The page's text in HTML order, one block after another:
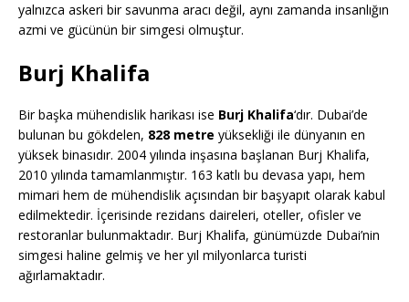
yalnızca askeri bir savunma aracı değil, aynı zamanda insanlığın
azmi ve gücünün bir simgesi olmuştur.
Burj Khalifa
Bir başka mühendislik harikası ise Burj Khalifa‘dır. Dubai’de
bulunan bu gökdelen, 828 metre yüksekliği ile dünyanın en
yüksek binasıdır. 2004 yılında inşasına başlanan Burj Khalifa,
2010 yılında tamamlanmıştır. 163 katlı bu devasa yapı, hem
mimari hem de mühendislik açısından bir başyapıt olarak kabul
edilmektedir. İçerisinde rezidans daireleri, oteller, ofisler ve
restoranlar bulunmaktadır. Burj Khalifa, günümüzde Dubai’nin
simgesi haline gelmiş ve her yıl milyonlarca turisti
ağırlamaktadır.